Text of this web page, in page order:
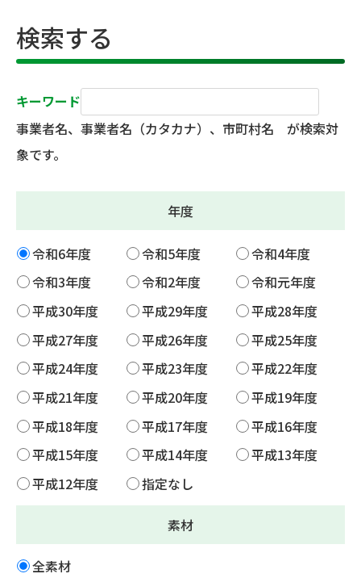
検索する
キーワード
事業者名、事業者名（カタカナ）、市町村名 が検索対
象です。
年度
令和6年度 令和5年度
令和4年度
令和3年度
令和2年度
令和元年度
平成30年度
平成29年度
平成28年度
平成27年度
平成26年度
平成25年度
平成24年度
平成23年度
平成22年度
平成21年度
平成20年度
平成19年度
平成18年度
平成17年度
平成16年度
平成15年度
平成14年度
平成13年度
平成12年度
指定なし
素材
全素材